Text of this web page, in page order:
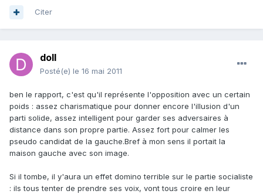
Citer
doll
Posté(e) le 16 mai 2011
ben le rapport, c'est qu'il représente l'opposition avec un certain
poids : assez charismatique pour donner encore l'illusion d'un
parti solide, assez intelligent pour garder ses adversaires à
distance dans son propre partie. Assez fort pour calmer les
pseudo candidat de la gauche.Bref à mon sens il portait la
maison gauche avec son image.
Si il tombe, il y'aura un effet domino terrible sur le partie socialiste
: ils tous tenter de prendre ses voix, vont tous croire en leur